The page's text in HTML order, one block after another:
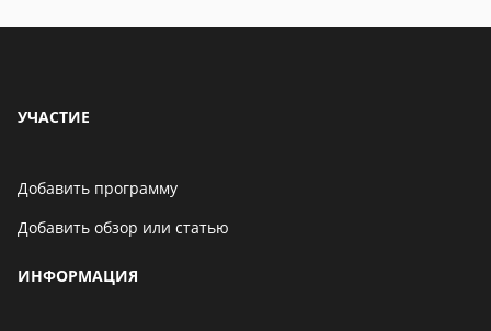
УЧАСТИЕ
Добавить программу
Добавить обзор или статью
ИНФОРМАЦИЯ